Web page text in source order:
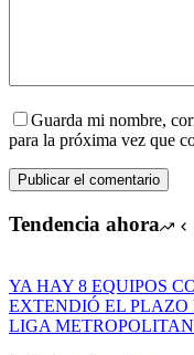
Guarda mi nombre,
para la próxima vez que
Publicar el comentario
Tendencia ahora
YA HAY 8 EQUIPOS
EXTENDIÓ EL PLAZO
LIGA